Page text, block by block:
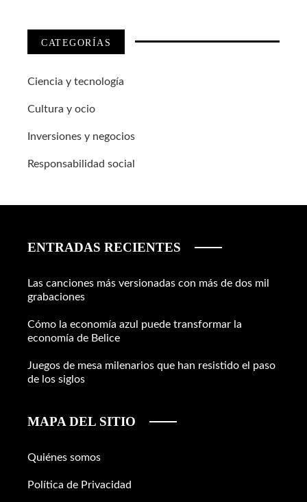
CATEGORÍAS
Ciencia y tecnología
Cultura y ocio
Inversiones y negocios
Responsabilidad social
ENTRADAS RECIENTES
Las canciones más versionadas con más de dos mil
grabaciones
Cómo la economía azul puede transformar la
economía de Belice
Juegos de mesa milenarios que han resistido el paso
de los siglos
MAPA DEL SITIO
Quiénes somos
Política de Privacidad